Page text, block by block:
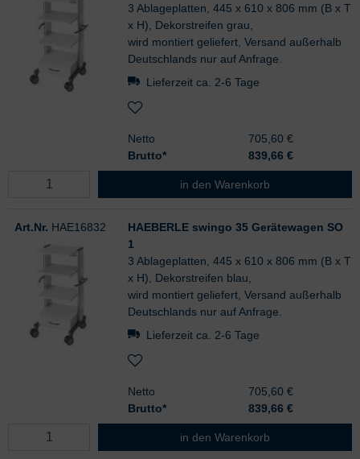
3 Ablageplatten, 445 x 610 x 806 mm (B x T
x H), Dekorstreifen grau,
wird montiert geliefert, Versand außerhalb
Deutschlands nur auf Anfrage.
Lieferzeit ca. 2-6 Tage
Netto
705,60 €
Brutto*
839,66 €
HAEBERLE swingo 35
in den Warenkorb
Art.Nr. HAE16832
HAEBERLE swingo 35 Gerätewagen SO
1
3 Ablageplatten, 445 x 610 x 806 mm (B x T
x H), Dekorstreifen blau,
wird montiert geliefert, Versand außerhalb
Deutschlands nur auf Anfrage.
Lieferzeit ca. 2-6 Tage
Netto
705,60 €
Brutto*
839,66 €
HAEBERLE swingo 35
in den Warenkorb